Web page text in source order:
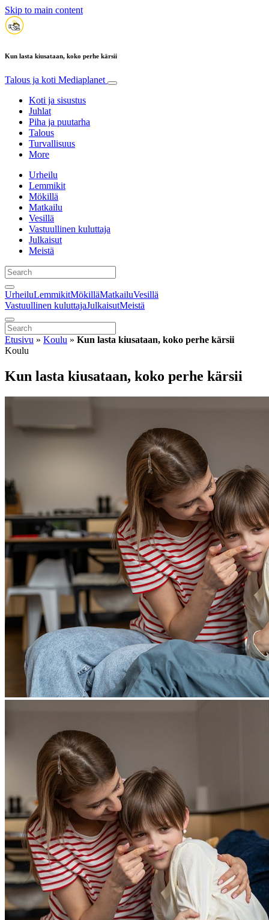
Skip to main content
Kun lasta kiusataan, koko perhe kärsii
Talous ja koti Mediaplanet
Koti ja sisustus
Juhlat
Piha ja puutarha
Talous
Turvallisuus
More
Urheilu
Lemmikit
Mökillä
Matkailu
Vesillä
Vastuullinen kuluttaja
Julkaisut
Meistä
UrheiluLemmikitMökilläMatkailuVesillä
Vastuullinen kuluttajaJulkaisutMeistä
Etusivu » Koulu » Kun lasta kiusataan, koko perhe kärsii
Koulu
Kun lasta kiusataan, koko perhe kärsii